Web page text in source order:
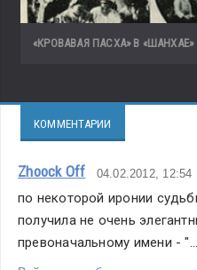
«КРОВАВАЯ ПАСХА» В «ШАНХАЕ»
КОММЕНТАРИИ
Zhoock Off 04.02.2012, 12:54
по некоторой иронии
получила не очень
превоначальному имени -